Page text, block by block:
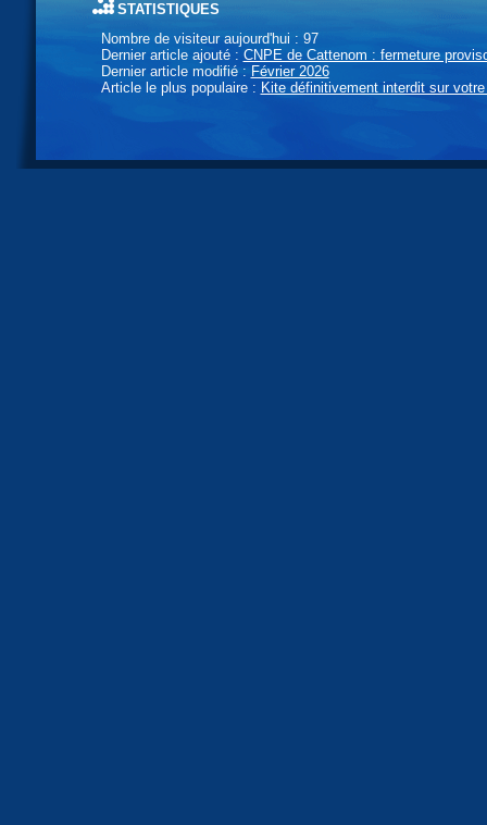
statistiques
Nombre de visiteur aujourd'hui : 97
Dernier article ajouté : CNPE de Cattenom : fermeture
Dernier article modifié : Février 2026
Article le plus populaire : Kite définitivement interdit sur